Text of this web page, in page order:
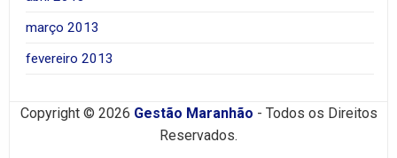
março 2013
fevereiro 2013
Copyright © 2026 Gestão Maranhão - Todos os Direitos
Reservados.